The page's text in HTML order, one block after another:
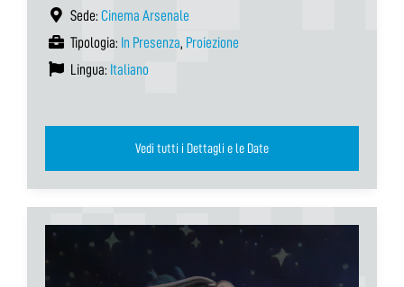
Sede: Cinema Arsenale
Tipologia: In Presenza, Proiezione
Lingua: Italiano
Vedi tutti i Dettagli e le Date